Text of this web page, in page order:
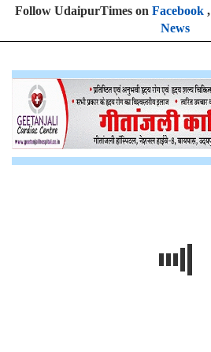
Follow UdaipurTimes on Facebook,
News